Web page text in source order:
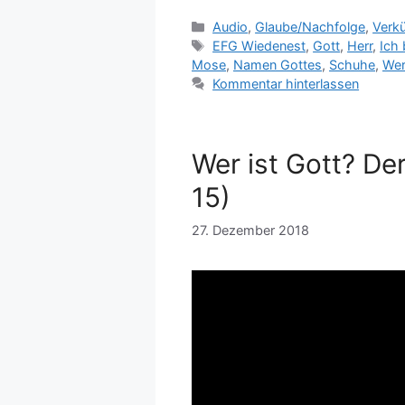
Kategorien
Audio, Glaube/Nachfolge,
Schlagwörter
EFG Wiedenest, Gott, Herr, Ich
Mose, Namen Gottes, Schuhe,
Kommentar hinterlassen
Wer ist Gott?
15)
27. Dezember 2018